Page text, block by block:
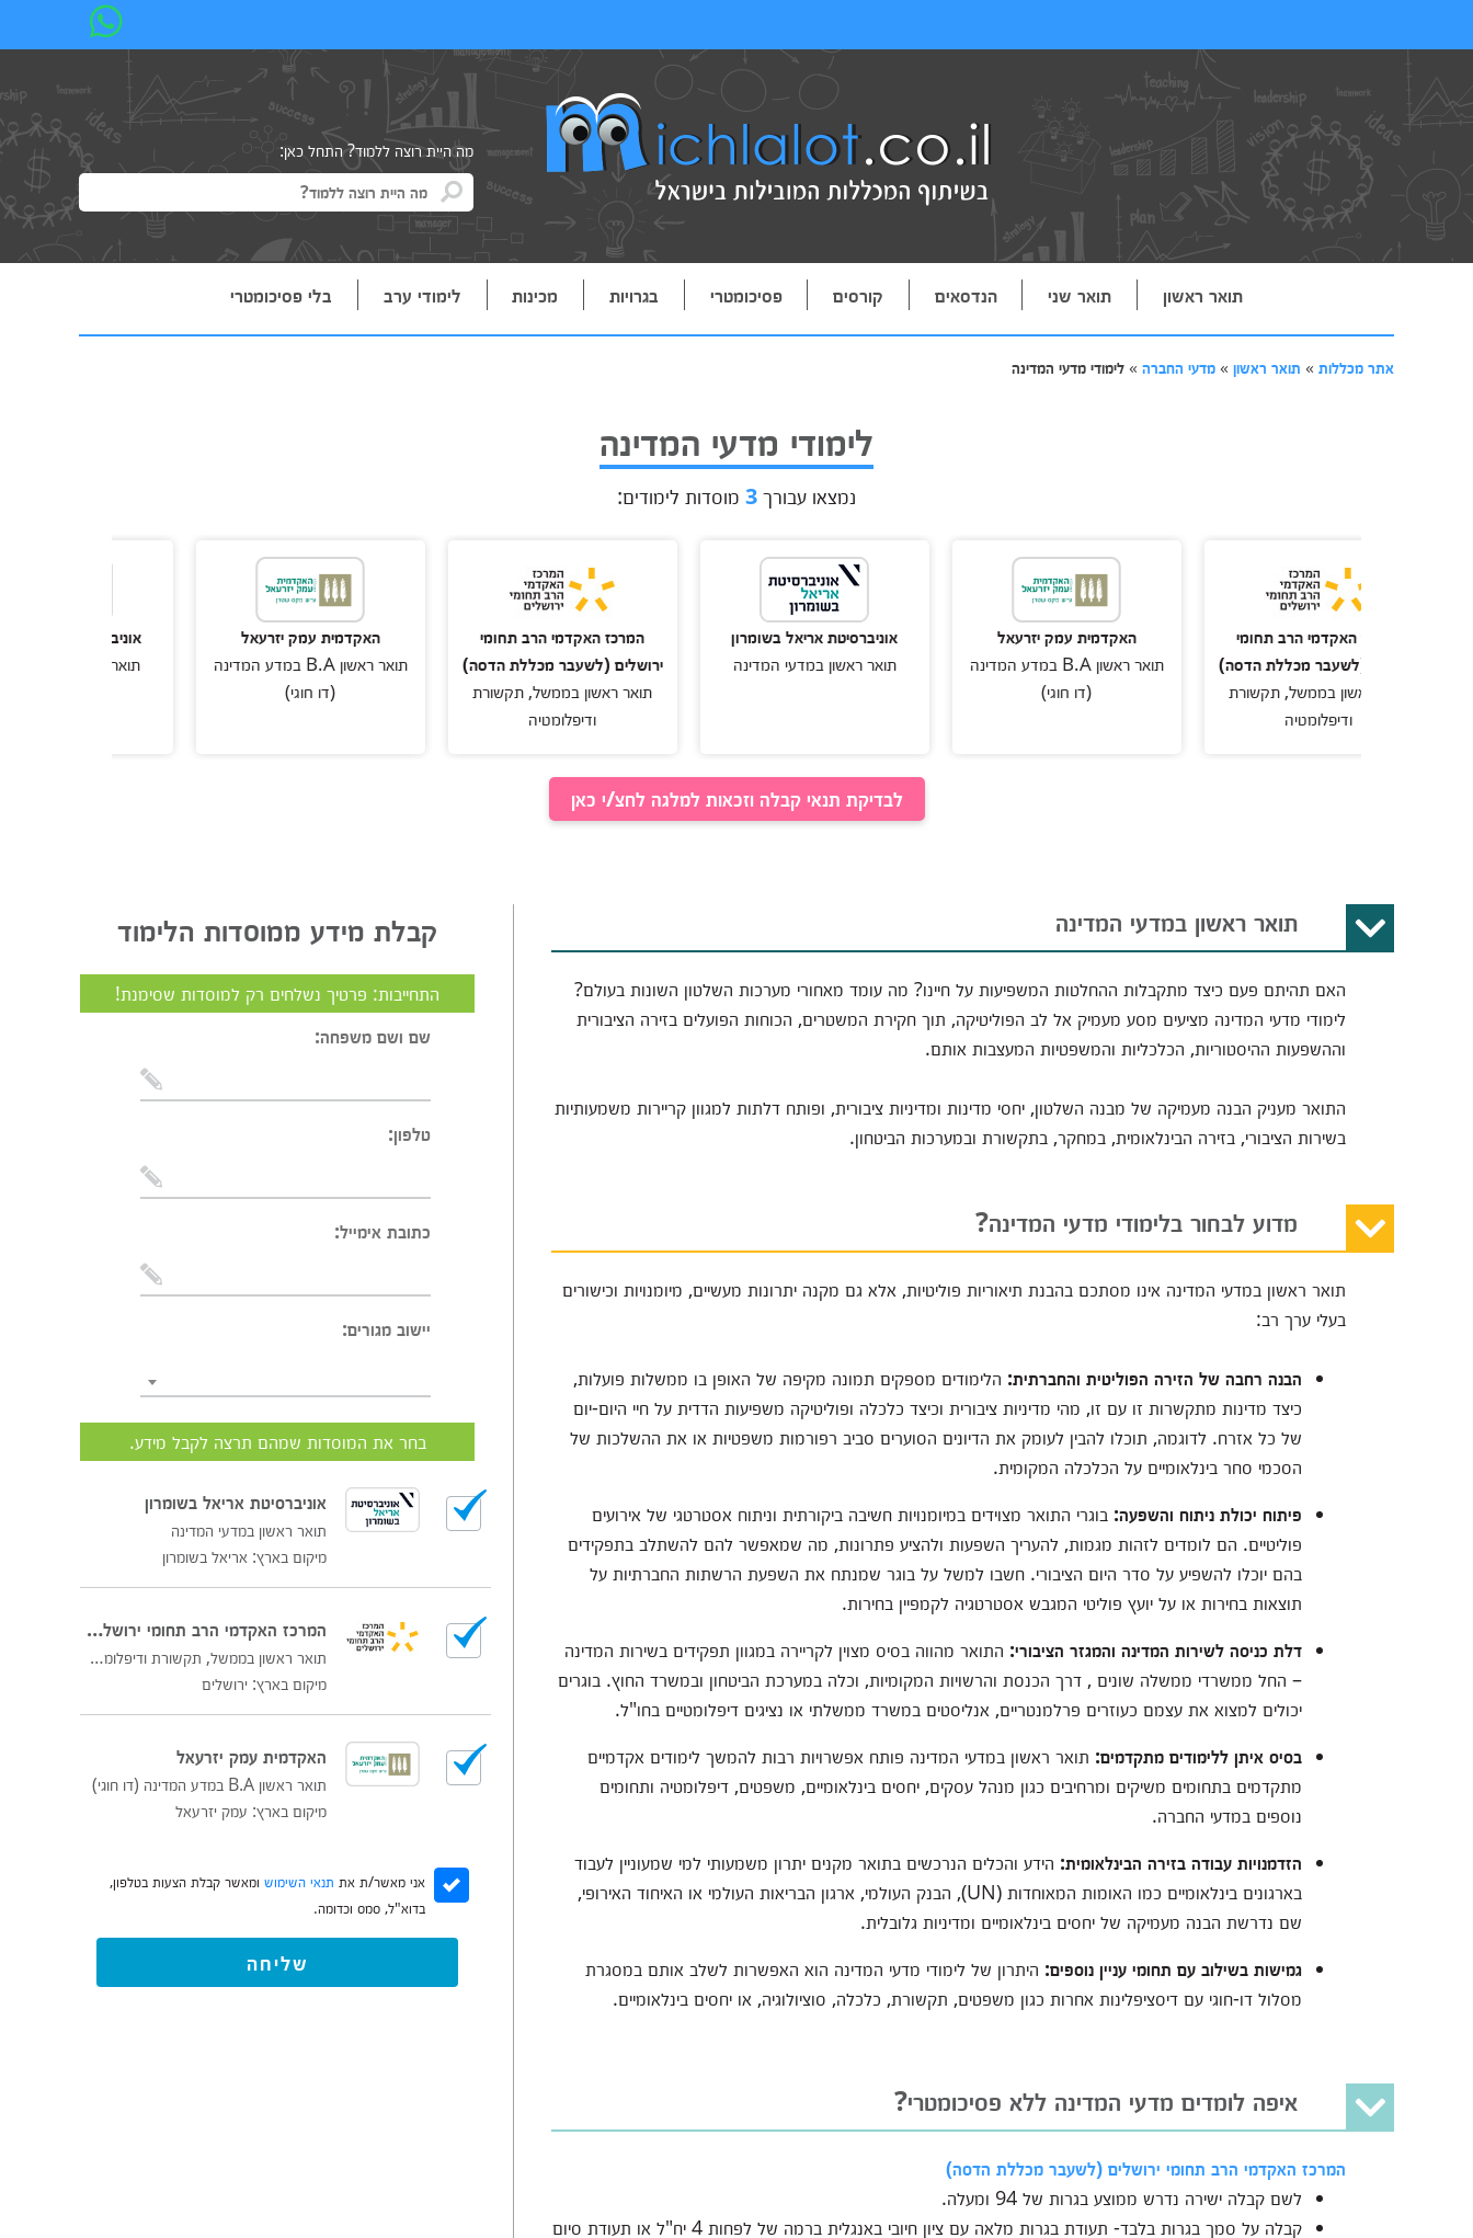
מה היית רוצה ללמוד? התחל כאן:
תואר ראשון תואר שני הנדסאים קורסים פסיכומטרי בגרויות מכינות לימודי ערב בלי פסיכומטרי
אתר מכללות » תואר ראשון » מדעי החברה » לימודי מדעי המדינה
לימודי מדעי המדינה
נמצאו עבורך3 מוסדות לימודים:
האקדמי הרב תחומי
(לשעבר מכללת הדסה)
ראשון בממשל, תקשורת
האקדמית עמק יזרעאל
תואר ראשון B.A במדע המדינה
אוניברסיטת אריאל בשומרון
תואר ראשון במדעי המדינה
המרכז האקדמי הרב תחומי
ירושלים (לשעבר מכללת הדסה)
תואר ראשון בממשל, תקשורת
האקדמית עמק יזרעאל
תואר ראשון B.A במדע המדינה
אוניברסיטת אריאל בשומרון
תואר ראשון במדעי המדינה
לבדיקת תנאי קבלה וזכאות למלגה לחצ/י כאן
תואר ראשון במדעי המדינה
האם תהיתם פעם כיצד מתקבלות ההחלטות המשפיעות על חיינו? מה עומד מאחורי מערכות השלטון השונות בעולם?
לימודי מדעי המדינה מציעים מסע מעמיק אל לב הפוליטיקה, תוך חקירת המשטרים, הכוחות הפועלים בזירה הציבורית
וההשפעות ההיסטוריות, הכלכליות והמשפטיות המעצבות אותם.
התואר מעניק הבנה מעמיקה של מבנה השלטון, יחסי מדינות ומדיניות ציבורית, ופותח דלתות למגוון קריירות משמעותיות
בשירות הציבורי, בזירה הבינלאומית, במחקר, בתקשורת ובמערכות הביטחון.
מדוע לבחור בלימודי מדעי המדינה?
תואר ראשון במדעי המדינה אינו מסתכם בהבנת תיאוריות פוליטיות, אלא גם מקנה יתרונות מעשיים, מיומנויות וכישורים
בעלי ערך רב:
הבנה רחבה של הזירה הפוליטית והחברתית: הלימודים מספקים תמונה מקיפה של האופן בו ממשלות פועלות,
כיצד מדינות מתקשרות זו עם זו, מהי מדיניות ציבורית וכיצד כלכלה ופוליטיקה משפיעות הדדית על חיי היום-יום
של כל אזרח. לדוגמה, תוכלו להבין לעומק את הדיונים הסוערים סביב רפורמות משפטיות או את ההשלכות של
הסכמי סחר בינלאומיים על הכלכלה המקומית.
פיתוח יכולת ניתוח והשפעה: בוגרי התואר מצוידים במיומנויות חשיבה ביקורתית וניתוח אסטרטגי של אירועים
פוליטיים. הם לומדים לזהות מגמות, להעריך השפעות ולהציע פתרונות, מה שמאפשר להם להשתלב בתפקידים
בהם יוכלו להשפיע על סדר היום הציבורי. חשבו למשל על בוגר שמנתח את השפעת הרשתות החברתיות על
תוצאות בחירות או על יועץ פוליטי המגבש אסטרטגיה לקמפיין בחירות.
דלת כניסה לשירות המדינה והמגזר הציבורי: התואר מהווה בסיס מצוין לקריירה במגוון תפקידים בשירות המדינה
– החל ממשרדי ממשלה שונים , דרך הכנסת והרשויות המקומיות, וכלה במערכת הביטחון ובמשרד החוץ. בוגרים
יכולים למצוא את עצמם כעוזרים פרלמנטריים, אנליסטים במשרד ממשלתי או נציגים דיפלומטיים בחו"ל.
בסיס איתן ללימודים מתקדמים: תואר ראשון במדעי המדינה פותח אפשרויות רבות להמשך לימודים אקדמיים
מתקדמים בתחומים משיקים ומרחיבים כגון מנהל עסקים, יחסים בינלאומיים, משפטים, דיפלומטיה ותחומים
נוספים במדעי החברה.
הזדמנויות עבודה בזירה הבינלאומית: הידע והכלים הנרכשים בתואר מקנים יתרון משמעותי למי שמעוניין לעבוד
בארגונים בינלאומיים כמו האומות המאוחדות (UN), הבנק העולמי, ארגון הבריאות העולמי או האיחוד האירופי,
שם נדרשת הבנה מעמיקה של יחסים בינלאומיים ומדיניות גלובלית.
גמישות בשילוב עם תחומי עניין נוספים: היתרון של לימודי מדעי המדינה הוא האפשרות לשלב אותם במסגרת
מסלול דו-חוגי עם דיסציפלינות אחרות כגון משפטים, תקשורת, כלכלה, סוציולוגיה, או יחסים בינלאומיים.
איפה לומדים מדעי המדינה ללא פסיכומטרי?
המרכז האקדמי הרב תחומי ירושלים (לשעבר מכללת הדסה)
לשם קבלה ישירה נדרש ממוצע בגרות של 94 ומעלה.
קבלה על סמך בגרות בלבד- תעודת בגרות מלאה עם ציון חיובי באנגלית ברמה של לפחות 4 יח"ל או תעודת סיום
קבלת מידע ממוסדות הלימוד
התחייבות: פרטיך נשלחים רק למוסדות שסימנת!
שם ושם משפחה:
טלפון:
כתובת אימייל:
יישוב מגורים:
בחר את המוסדות שמהם תרצה לקבל מידע.
אוניברסיטת אריאל בשומרון
תואר ראשון במדעי המדינה
מיקום בארץ: אריאל בשומרון
המרכז האקדמי הרב תחומי ירושלים (לשעבר הדסה)
תואר ראשון בממשל, תקשורת ודיפלומטיה
מיקום בארץ: ירושלים
האקדמית עמק יזרעאל
תואר ראשון B.A במדע המדינה (דו חוגי)
מיקום בארץ: עמק יזרעאל
אני מאשר/ת את תנאי השימוש ומאשר קבלת הצעות בטלפון,
בדוא"ל, סמס וכדומה.
שליחה